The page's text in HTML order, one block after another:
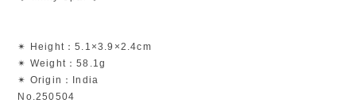
✴︎ Height：5.1×3.9×2.4cm
✴︎ Weight：58.1g
✴︎ Origin：India
No.250504